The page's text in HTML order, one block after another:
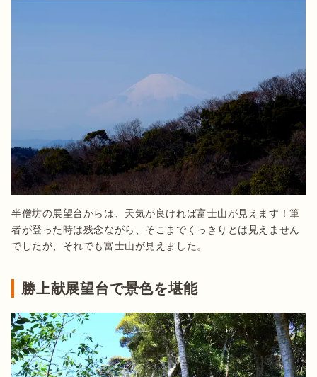
半僧坊の展望台からは、天気が良ければ富士山が見えます！筆
者が登った時は残念ながら、そこまでくっきりとは見えません
でしたが、それでも富士山が見えました。
勝上献展望台で景色を堪能